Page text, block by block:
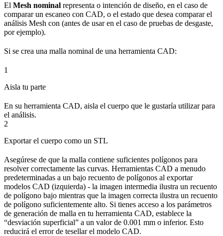
El Mesh nominal representa o intención de diseño, en el caso de
comparar un escaneo con CAD, o el estado que desea comparar el
análisis Mesh con (antes de usar en el caso de pruebas de desgaste,
por ejemplo).
Si se crea una malla nominal de una herramienta CAD:
1
Aisla tu parte
En su herramienta CAD, aisla el cuerpo que le gustaría utilizar para
el análisis.
2
Exportar el cuerpo como un STL
Asegúrese de que la malla contiene suficientes polígonos para
resolver correctamente las curvas. Herramientas CAD a menudo
predeterminadas a un bajo recuento de polígonos al exportar
modelos CAD (izquierda) - la imagen intermedia ilustra un recuento
de polígono bajo mientras que la imagen correcta ilustra un recuento
de polígono suficientemente alto. Si tienes acceso a los parámetros
de generación de malla en tu herramienta CAD, establece la
“desviación superficial” a un valor de 0.001 mm o inferior. Esto
reducirá el error de tesellar el modelo CAD.